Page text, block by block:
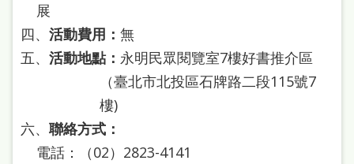
站
導
閱
展
四、 活動費用： 無
五、 活動地點： 永明民眾閱覽室7樓好書推介區
（臺北市北投區石牌路二段115號7
樓)
六、 聯絡方式：
電話：（02）2823-4141